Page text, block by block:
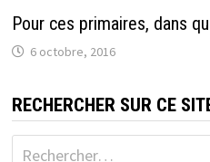
Pour ces primaires, dans
6 octobre, 2016
RECHERCHER SUR CE
Rechercher :